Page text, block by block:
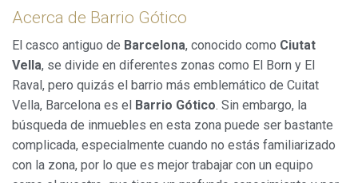
Acerca de Barrio Gótico
El casco antiguo de Barcelona, conocido como Ciutat
Vella, se divide en diferentes zonas como El Born y El
Raval, pero quizás el barrio más emblemático de Cuitat
Vella, Barcelona es el Barrio Gótico. Sin embargo, la
búsqueda de inmuebles en esta zona puede ser bastante
complicada, especialmente cuando no estás familiarizado
con la zona, por lo que es mejor trabajar con un equipo